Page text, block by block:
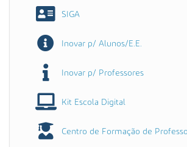
SIGA
Inovar p/ Alunos/E.E.
Inovar p/ Professores
Kit Escola Digital
Centro de Formação de